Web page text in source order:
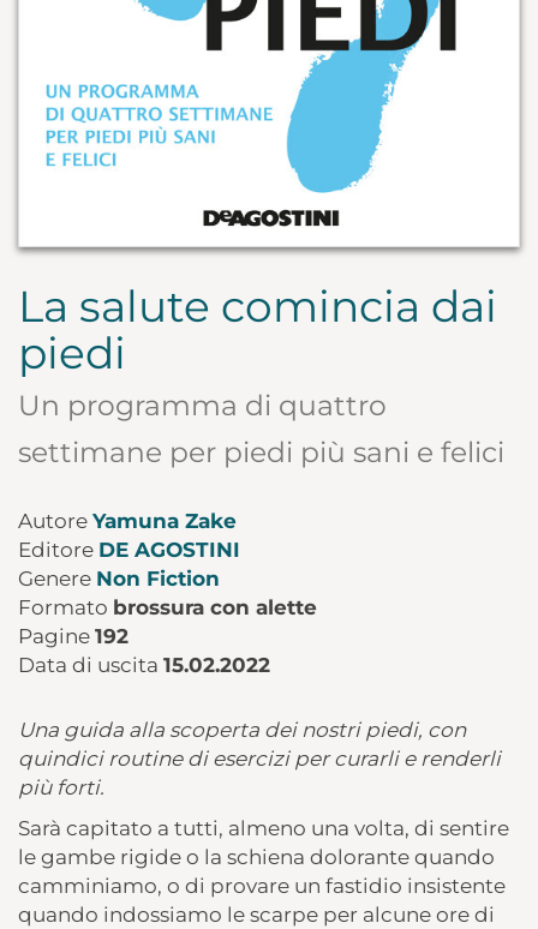
La salute comincia dai
piedi
Un programma di quattro
settimane per piedi più sani e felici
Autore Yamuna Zake
Editore DE AGOSTINI
Genere Non Fiction
Formato brossura con alette
Pagine 192
Data di uscita 15.02.2022
Una guida alla scoperta dei nostri piedi, con
quindici routine di esercizi per curarli e renderli
più forti.
Sarà capitato a tutti, almeno una volta, di sentire
le gambe rigide o la schiena dolorante quando
camminiamo, o di provare un fastidio insistente
quando indossiamo le scarpe per alcune ore di